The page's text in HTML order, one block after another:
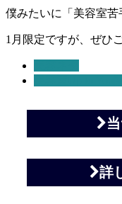
僕みたいに「美容室苦
1月限定ですが、ぜひ
詳